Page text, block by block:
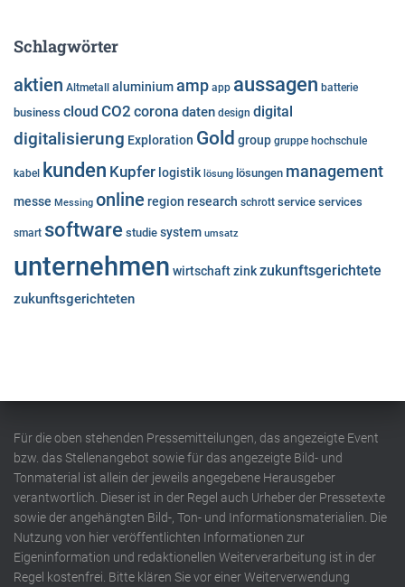
Schlagwörter
aktien Altmetall aluminiumamp app aussagen batterie
business cloud CO2 corona daten design digital
digitalisierung Exploration Gold group gruppe hochschule
kabel kunden Kupfer logistik lösung lösungen management
messe Messing online region research schrott service services
smart software studie system umsatz
unternehmen wirtschaftzinkzukunftsgerichtete
zukunftsgerichteten
Für die oben stehenden Pressemitteilungen, das angezeigte Event
bzw. das Stellenangebot sowie für das angezeigte Bild- und
Tonmaterial ist allein der jeweils angegebene Herausgeber
verantwortlich. Dieser ist in der Regel auch Urheber der Pressetexte
sowie der angehängten Bild-, Ton- und Informationsmaterialien. Die
Nutzung von hier veröffentlichten Informationen zur
Eigeninformation und redaktionellen Weiterverarbeitung ist in der
Regel kostenfrei. Bitte klären Sie vor einer Weiterverwendung